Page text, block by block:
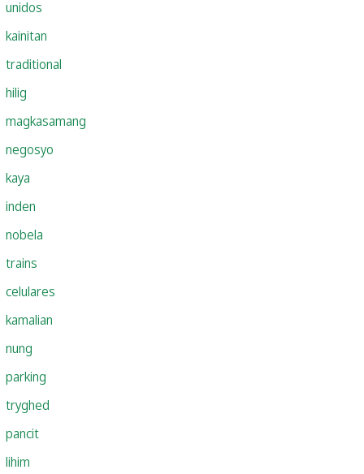
unidos
kainitan
traditional
hilig
magkasamang
negosyo
kaya
inden
nobela
trains
celulares
kamalian
nung
parking
tryghed
pancit
lihim